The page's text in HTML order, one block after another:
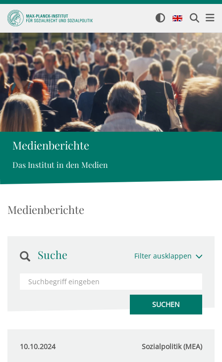
Medienberichte
Das Institut in den Medien
Medienberichte
Suche Filter ausklappen
10.10.2024 Sozialpolitik (MEA)